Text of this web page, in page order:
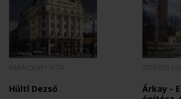
Hültl Dezső
Árkay -